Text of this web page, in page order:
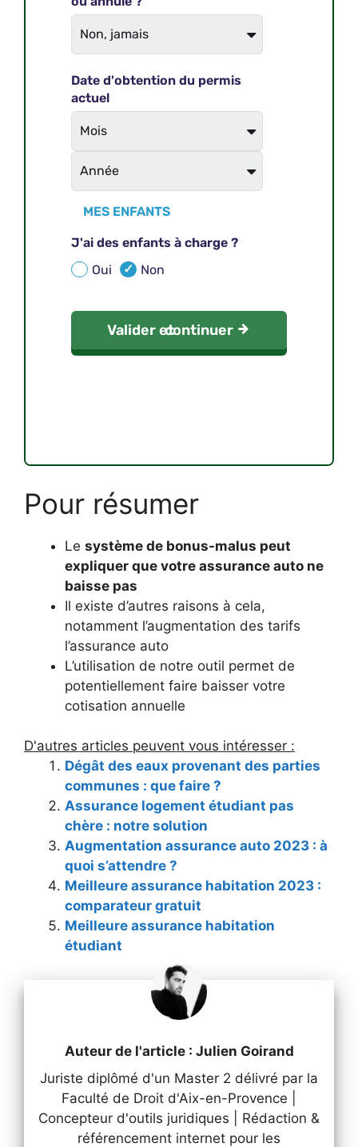
Pour résumer
Le système de bonus-malus peut
expliquer que votre assurance auto ne
baisse pas
Il existe d’autres raisons à cela,
notamment l’augmentation des tarifs
l’assurance auto
L’utilisation de notre outil permet de
potentiellement faire baisser votre
cotisation annuelle
D'autres articles peuvent vous intéresser :
Dégât des eaux provenant des parties
communes : que faire ?
Assurance logement étudiant pas
chère : notre solution
Augmentation assurance auto 2023 : à
quoi s’attendre ?
Meilleure assurance habitation 2023 :
comparateur gratuit
Meilleure assurance habitation
étudiant
Auteur de l'article : Julien Goirand
Juriste diplômé d'un Master 2 délivré par la
Faculté de Droit d'Aix-en-Provence |
Concepteur d'outils juridiques | Rédaction &
référencement internet pour les